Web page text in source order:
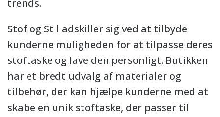
trends.
Stof og Stil adskiller sig ved at tilbyde
kunderne muligheden for at tilpasse deres
stoftaske og lave den personligt. Butikken
har et bredt udvalg af materialer og
tilbehør, der kan hjælpe kunderne med at
skabe en unik stoftaske, der passer til